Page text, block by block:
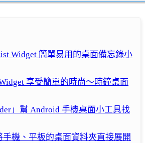
Widget 簡單易用的桌面備忘錄小
享受簡單的時尚～時鐘桌面
」幫 Android 手機桌面小工具找
手機、平板的桌面資料夾直接展開